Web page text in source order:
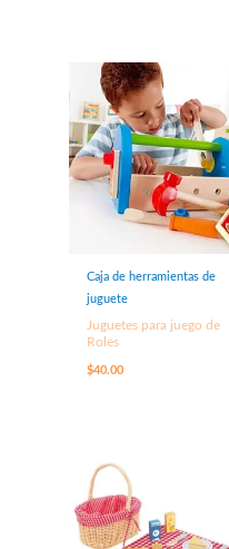
Caja de herramientas de
juguete
Juguetes para juego de
Roles
$40.00